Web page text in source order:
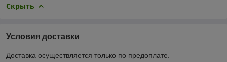
Скрыть
Условия доставки
Доставка осуществляется только по предоплате.